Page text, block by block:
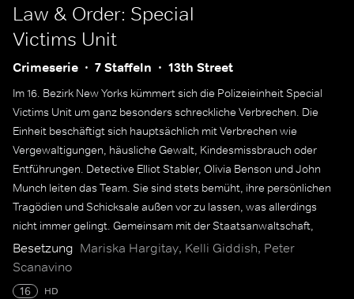
Law & Order: Special
Victims Unit
Crimeserie 7 Staffeln 13th Street
Im 16. Bezirk New Yorks kümmert sich die Polizeieinheit Special
Victims Unit um ganz besonders schreckliche Verbrechen. Die
Einheit beschäftigt sich hauptsächlich mit Verbrechen wie
Vergewaltigungen, häusliche Gewalt, Kindesmissbrauch oder
Entführungen. Detective Elliot Stabler, Olivia Benson und John
Munch leiten das Team. Sie sind stets bemüht, ihre persönlichen
Tragödien und Schicksale außen vor zu lassen, was allerdings
nicht immer gelingt. Gemeinsam mit der Staatsanwaltschaft,
Polizeicaptains, dem FBI sowie Medizinern sind sie auf der Jagd
nach Sexualstraftätern und Kinderschändern.
Besetzung Mariska Hargitay, Kelli Giddish, Peter
Scanavino
16 HD